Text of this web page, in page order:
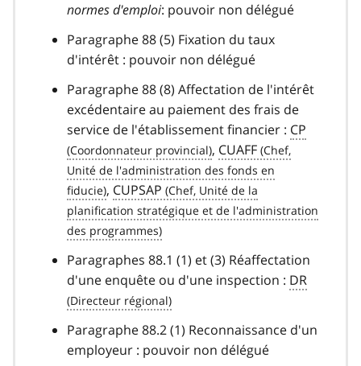
normes d'emploi: pouvoir non délégué
Paragraphe 88 (5) Fixation du taux
d'intérêt : pouvoir non délégué
Paragraphe 88 (8) Affectation de l'intérêt
excédentaire au paiement des frais de
service de l'établissement financier : CP
, CUAFF
, CUPSAP
Paragraphes 88.1 (1) et (3) Réaffectation
d'une enquête ou d'une inspection : DR
Paragraphe 88.2 (1) Reconnaissance d'un
employeur : pouvoir non délégué